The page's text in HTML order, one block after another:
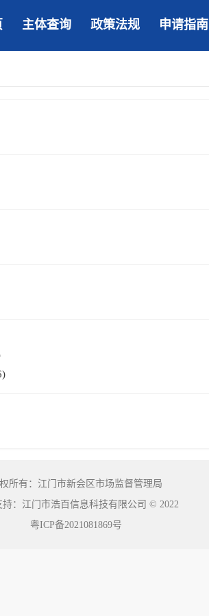
主体查询 政策法规 申请指南
所有：江门市新会区市场监督管理局
持：江门市浩百信息科技有限公司 © 2022
粤ICP备2021081869号